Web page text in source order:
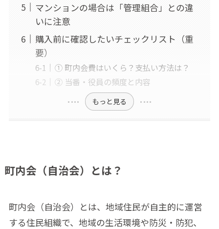
マンションの場合は「管理組合」との違
いに注意
購入前に確認したいチェックリスト（重
要）
① 町内会費はいくら？支払い方法は？
② 当番・役員の頻度と内容
もっと見る
町内会（自治会）とは？
町内会（自治会）とは、地域住民が自主的に運営
する住民組織で、地域の生活環境や防災・防犯、